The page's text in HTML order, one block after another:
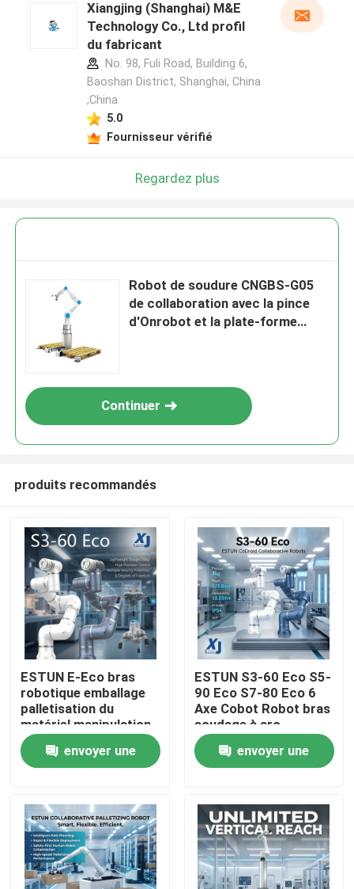
Produits
Vidéos
Xiangjing (Shanghai) M&E
Technology Co., Ltd profil
du fabricant
No. 98, Fuli Road, Building 6,
Baoshan District, Shanghai, China
,China
5.0
Fournisseur vérifié
Regardez plus
Robot de soudure CNGBS-G05
de collaboration avec la pince
d'Onrobot et la plate-forme
Continuer
produits recommandés
ESTUN E-Eco bras
robotique emballage
palletisation du
matériel manipulation
robot collaboratif
avec OnRobot Grriper
envoyer une
ESTUN S3-60 Eco S5-
90 Eco S7-80 Eco 6
Axe Cobot Robot bras
soudage à arc
collaboratif robot
CNGBS positionneur
de soudage
envoyer une